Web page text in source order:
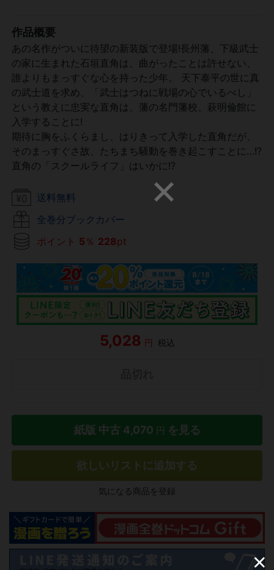
作品概要
あの名作がついに待望の新装版で登場!長州藩、下級武士
の家に生まれた石垣直角は、曲がったことは許せない、
誰よりもまっすぐな心を持った少年。 天下泰平の世に真
の武士道を求め、「武士はつねに戦場の心でいるべし」
という教えに忠実な直角は、藩の名門藩校、萩明倫館に
入学することに!
期待に胸をふくらまし、はりきって入学した直角だが、
そのまっすぐさ故、たちまち騒動を巻き起こすことに…!?
直角の「スクールライフ」はいかに!?
送料無料
全巻分ブックカバー
ポイント 5 ％ 228pt
5,028 円 税込
紙版 中古 4,070 円 を見る
欲しいリストに追加する
気になる商品を登録